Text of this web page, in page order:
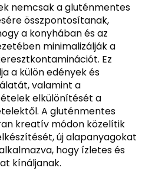
nemcsak a gluténmentes
összpontosítanak,
a konyhában és az
minimalizálják a
Ez
a külön edények és
valamint a
elkülönítését a
A gluténmentes
kreatív módon közelítik
új alapanyagokat
hogy ízletes és
kínáljanak.